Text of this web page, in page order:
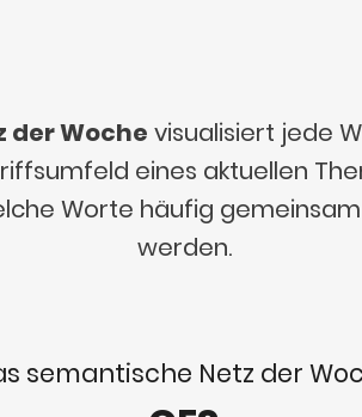
der Woche visualisiert jede
eines aktuellen
Worte häufig
werden.
semantische Netz der